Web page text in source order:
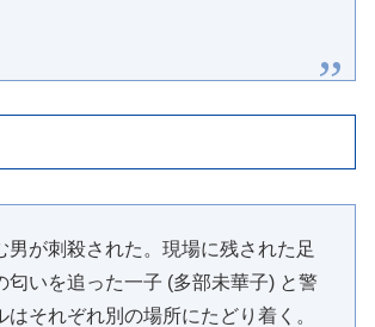
男が刺殺された。現場に残された足
匂いを追った一子 (多部未華子) と警
はそれぞれ別の場所にたどり着く。